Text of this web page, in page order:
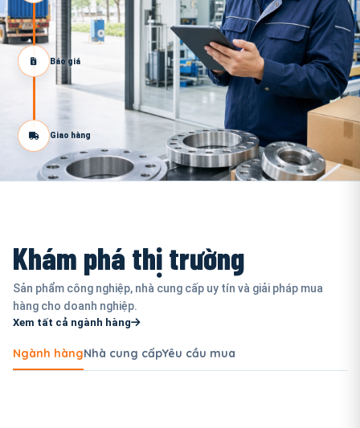
Báo giá
Giao hàng
Khám phá thị trường
Sản phẩm công nghiệp, nhà cung cấp uy tín và giải pháp mua
hàng cho doanh nghiệp.
Xem tất cả ngành hàng
Ngành hàngNhà cung cấpYêu cầu mua